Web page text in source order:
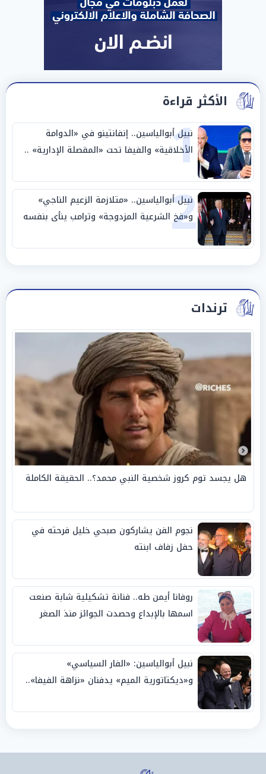
الأكثر قراءة
1
نبيل أبوالياسين.. إنفانتينو في «الدوامة
الأخلاقية» والفيفا تحت «المقصلة الإدارية» ..
«عبادة العرش وجنازة المصداقية»
2
نبيل أبوالياسين.. «متلازمة الزعيم الناجي»
و«فخ الشرعية المزدوجة» وترامب ينأى بنفسه
وحليفه في «ميتم استراتيجي»
ترندات
هل يجسد توم كروز شخصية النبي محمد؟.. الحقيقة الكاملة
نجوم الفن يشاركون صبحي خليل فرحته في
حفل زفاف ابنته
روفانا أيمن طه.. فنانة تشكيلية شابة صنعت
اسمها بالإبداع وحصدت الجوائز منذ الصغر
نبيل أبوالياسين: «الفار السياسي»
و«ديكتاتورية الميم» يدفنان «نزاهة الفيفا»..